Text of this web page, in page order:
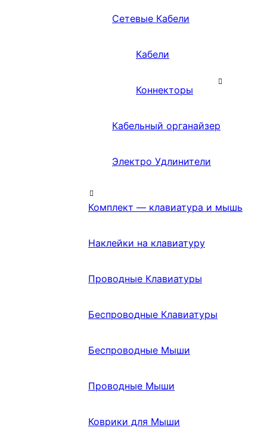
Сетевые Кабели
Кабели
Коннекторы
Кабельный органайзер
Электро Удлинители
Комплект — клавиатура и мышь
Наклейки на клавиатуру
Проводные Клавиатуры
Беспроводные Клавиатуры
Беспроводные Мыши
Проводные Мыши
Коврики для Мыши